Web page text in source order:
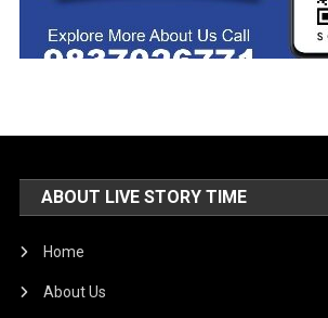
ABOUT LIVE STORY TIME
Home
About Us